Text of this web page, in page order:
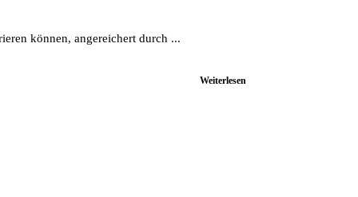
können, angereichert durch ...
Weiterlesen